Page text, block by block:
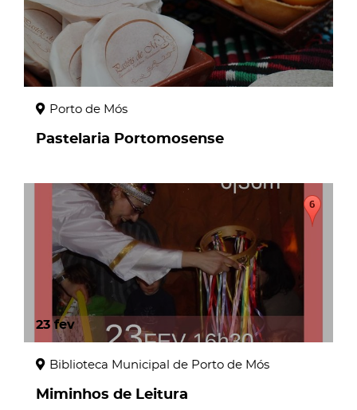
Porto de Mós
Pastelaria Portomosense
23 fev
Biblioteca Municipal de Porto de Mós
Miminhos de Leitura